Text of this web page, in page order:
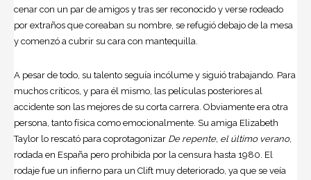
cenar con un par de amigos y tras ser reconocido y verse rodeado
por extraños que coreaban su nombre, se refugió debajo de la mesa
y comenzó a cubrir su cara con mantequilla.
A pesar de todo, su talento seguía incólume y siguió trabajando. Para
muchos críticos, y para él mismo, las películas posteriores al
accidente son las mejores de su corta carrera. Obviamente era otra
persona, tanto física como emocionalmente. Su amiga Elizabeth
Taylor lo rescató para coprotagonizar De repente, el último verano,
rodada en España pero prohibida por la censura hasta 1980. El
rodaje fue un infierno para un Clift muy deteriorado, ya que se veía